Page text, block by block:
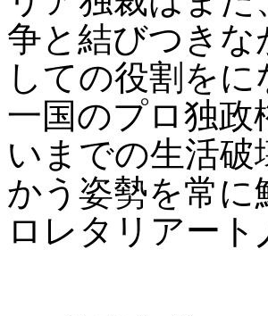
争と結びつき
しての役割を
一国のプロ独政
いまでの生活
かう姿勢を常
ロレタリアー